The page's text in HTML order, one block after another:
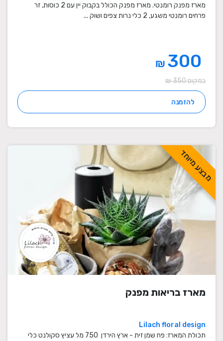
מארז מפנק רומנטי. מארז מפנק הכולל בקבוק יין עם 2 כוסות, זר
פרחים רומנטי משגע, 2 כלי נרות צפים ושוק ...
₪
במקום 350 ₪
להזמנה
מבצע מיוחד
מארז בריאות מפנק
Lilach floral design
תכולת המארז: פח שמן זית - ארץ הירדן 750 מל עציץ סקולנט כלי